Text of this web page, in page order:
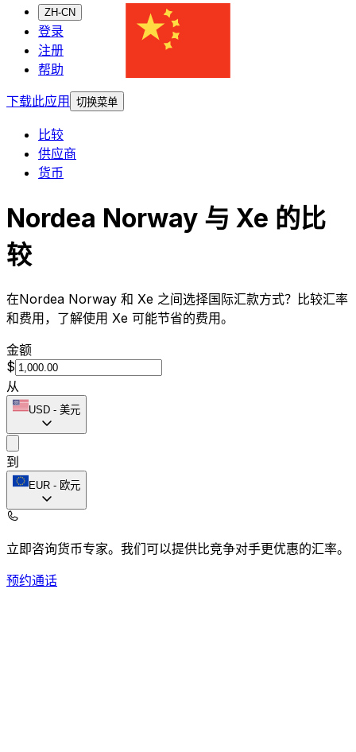
ZH-CN
登录
注册
帮助
下载此应用
切换菜单
比较
供应商
货币
Nordea Norway 与 Xe 的比
较
在Nordea Norway 和 Xe 之间选择国际汇款方式？比较汇率
和费用，了解使用 Xe 可能节省的费用。
金额
$
从
USD - 美元
到
EUR - 欧元
立即咨询货币专家。 我们可以提供比竞争对手更优惠的汇率。
预约通话